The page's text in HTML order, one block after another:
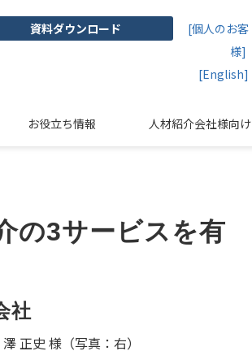
資料ダウンロード
[個人のお客
様]
[English]
お役立ち情報 人材紹介会社様向け
の3サービスを有
社
正史 様（写真：右）